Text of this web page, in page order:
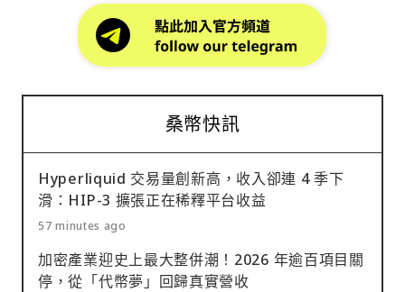
桑幣快訊
Hyperliquid 交易量創新高，收入卻連 4 季下
滑：HIP-3 擴張正在稀釋平台收益
57 minutes ago
加密產業迎史上最大整併潮！2026 年逾百項目關
停，從「代幣夢」回歸真實營收